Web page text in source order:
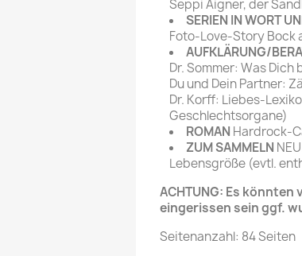
Seppi Aigner, der
SERIEN IN WORT
Foto-Love-Story Bock
AUFKLÄRUNG/
Dr. Sommer: Was Dich
Du und Dein Partner:
Dr. Korff: Liebes-
Geschlechtsorgane)
ROMAN Hardrock-
ZUM SAMMELN
Lebensgröße (evtl.
ACHTUNG: Es
eingerissen sein ggf.
Seitenanzahl: 84 Seiten